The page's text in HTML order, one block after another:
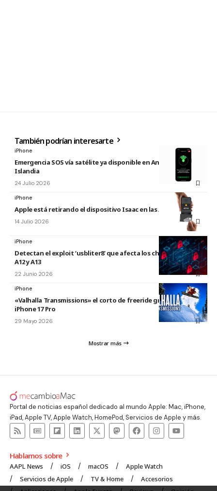
También podrían interesarte
iPhone
Emergencia SOS vía satélite ya disponible en Andorra e
Islandia
24 Julio 2026
iPhone
Apple está retirando el dispositivo Isaac en las Apple Store
14 Julio 2026
iPhone
Detectan el exploit ‘usbliter8’ que afecta los chips de Apple
A12 y A13
22 Junio 2026
iPhone
«Valhalla Transmissions» el corto de freeride grabado con el
iPhone 17 Pro
29 Mayo 2026
Mostrar más
Portal de noticias español dedicado al mundo Apple: Mac, iPhone,
iPad, Apple TV, Apple Watch, HomePod, Servicios de Apple y más.
Hablamos sobre
AAPL News iOS macOS
Apple Watch
Servicios de Apple
TV & Home
Accesorios